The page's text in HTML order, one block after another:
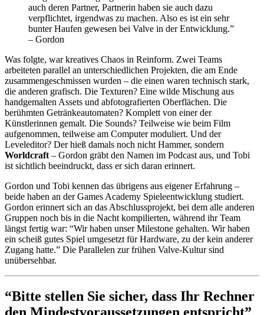
auch deren Partner, Partnerin haben sie auch dazu
verpflichtet, irgendwas zu machen. Also es ist ein sehr
bunter Haufen gewesen bei Valve in der Entwicklung.”
– Gordon
Was folgte, war kreatives Chaos in Reinform. Zwei Teams
arbeiteten parallel an unterschiedlichen Projekten, die am Ende
zusammengeschmissen wurden – die einen waren technisch stark,
die anderen grafisch. Die Texturen? Eine wilde Mischung aus
handgemalten Assets und abfotografierten Oberflächen. Die
berühmten Getränkeautomaten? Komplett von einer der
Künstlerinnen gemalt. Die Sounds? Teilweise wie beim Film
aufgenommen, teilweise am Computer moduliert. Und der
Leveleditor? Der hieß damals noch nicht Hammer, sondern
Worldcraft – Gordon gräbt den Namen im Podcast aus, und Tobi
ist sichtlich beeindruckt, dass er sich daran erinnert.
Gordon und Tobi kennen das übrigens aus eigener Erfahrung –
beide haben an der Games Academy Spieleentwicklung studiert.
Gordon erinnert sich an das Abschlussprojekt, bei dem alle anderen
Gruppen noch bis in die Nacht kompilierten, während ihr Team
längst fertig war: “Wir haben unser Milestone gehalten. Wir haben
ein scheiß gutes Spiel umgesetzt für Hardware, zu der kein anderer
Zugang hatte.” Die Parallelen zur frühen Valve-Kultur sind
unübersehbar.
“Bitte stellen Sie sicher, dass Ihr Rechner